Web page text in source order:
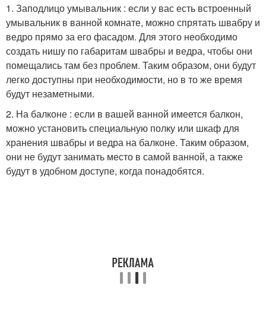
1. Заподлицо умывальник : если у вас есть встроенный
умывальник в ванной комнате, можно спрятать швабру и
ведро прямо за его фасадом. Для этого необходимо
создать нишу по габаритам швабры и ведра, чтобы они
помещались там без проблем. Таким образом, они будут
легко доступны при необходимости, но в то же время
будут незаметными.
2. На балконе : если в вашей ванной имеется балкон,
можно установить специальную полку или шкаф для
хранения швабры и ведра на балконе. Таким образом,
они не будут занимать место в самой ванной, а также
будут в удобном доступе, когда понадобятся.